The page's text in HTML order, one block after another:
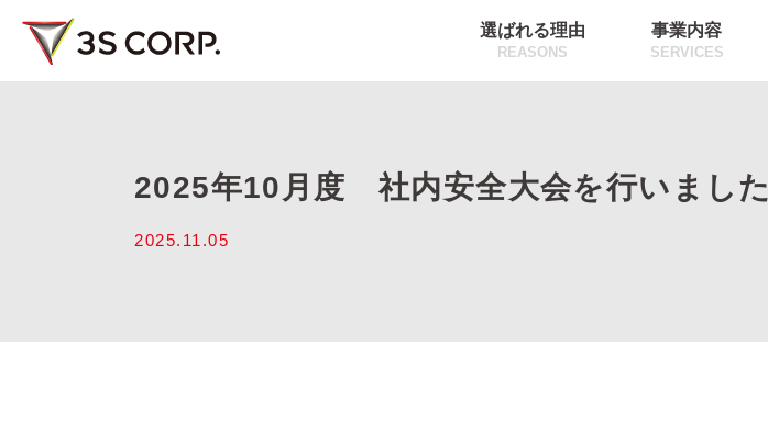
選ばれる理由
REASONS
事業内容
SERVICES
2025年10月度 社内安全大会を行いました
2025.11.05